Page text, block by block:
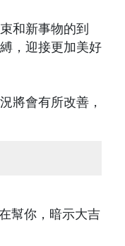
和新事物的到
，迎接更加美好
將會有所改善，